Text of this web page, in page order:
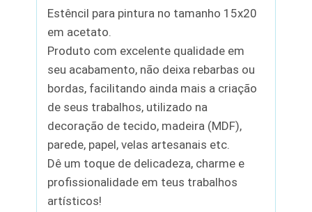
Estêncil para pintura no tamanho 15x20
em acetato.
Produto com excelente qualidade em
seu acabamento, não deixa rebarbas ou
bordas, facilitando ainda mais a criação
de seus trabalhos, utilizado na
decoração de tecido, madeira (MDF),
parede, papel, velas artesanais etc.
Dê um toque de delicadeza, charme e
profissionalidade em teus trabalhos
artísticos!